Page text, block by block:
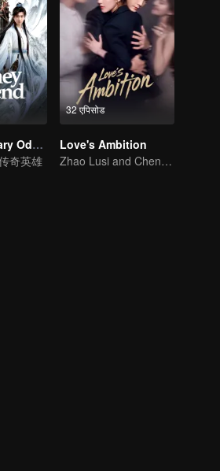
The Legendary Odyssey (Thai Version)
奇英雄
32 एपिसोड
Love's Ambition
Zhao Lusi and Chen Weiting's True Love Hypothesis